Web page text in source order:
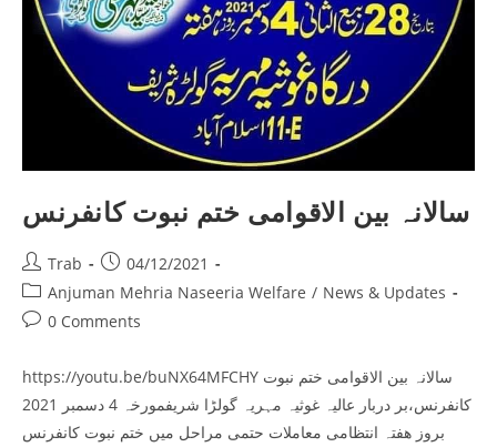
‎سالانہ بین الاقوامی ختم نبوت کانفرنس
Post
author:
Trab
Post
published:
04/12/2021
Post
category:
Anjuman Mehria Naseeria Welfare / News & Updates
Post0 Comments
https://youtu.be/buNX64MFCHY سالانہ بین الاقوامی ختم نبوت
کانفرنس،بر دربار عالیہ غوثیہ مہریہ گولڑا شریفمورخہ 4 دسمبر 2021
بروز ھفتہ انتظامی معاملات حتمی مراحل میں ختم نبوت کانفرنس